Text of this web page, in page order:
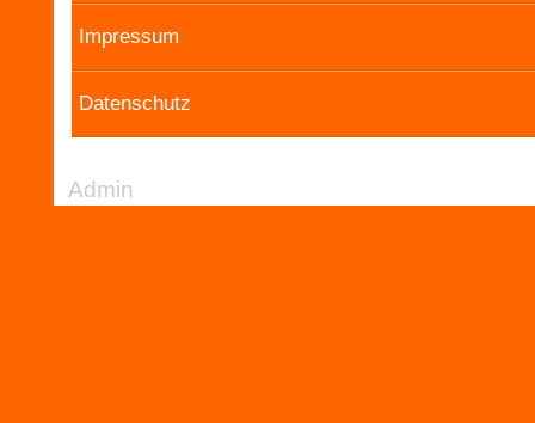
Impressum
Datenschutz
Admin